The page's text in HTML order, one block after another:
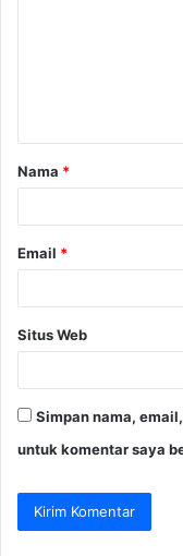
a
r
Nama *
Email *
Situs Web
Simpan nama,
untuk komentar saya